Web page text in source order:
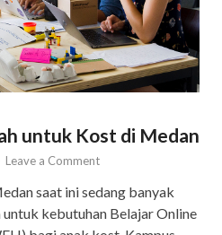
untuk Kost di Medan
Leave a Comment
saat ini sedang banyak
kebutuhan Belajar Online